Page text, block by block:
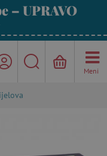
– UPRAVO
Meni